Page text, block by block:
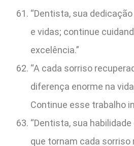
“Dentista, sua
e vidas; continue
excelência.”
“A cada sorriso
diferença enorme na
Continue esse trabalho
“Dentista, sua
que tornam cada sorriso